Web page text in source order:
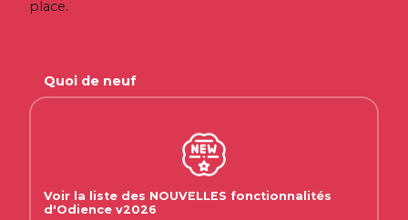
place.
Quoi de neuf
Voir la liste des NOUVELLES fonctionnalités
d'Odience v2026